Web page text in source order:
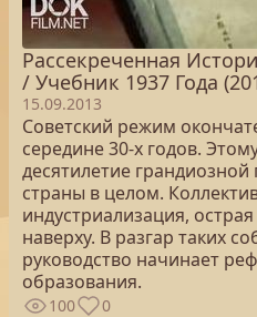
Рассекреченная
/ Учебник 1937 Года
15.09.2013
Советский режим
середине 30-х годов.
десятилетие
страны в целом.
индустриализация,
наверху. В разгар таких
руководство начинает
образования.
100 0